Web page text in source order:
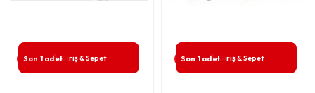
Son 1 adetGiriş & Sepet Son 1 adetGiriş & Sepet